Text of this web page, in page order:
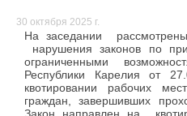
30 октября 2025 г.
На заседании
нарушения законов по
ограниченными
Республики Карелия от
квотировании рабочих
граждан, завершивших